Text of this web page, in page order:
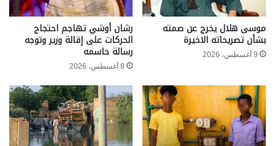
موسى هلال يخرج عن صمته
بشأن تصريحاته الاخيرة
9 أغسطس، 2026
رشان أوشي تهاجم احتجاج
الحركات على إقالة وزير وتوجه
رسالة حاسمه
8 أغسطس، 2026